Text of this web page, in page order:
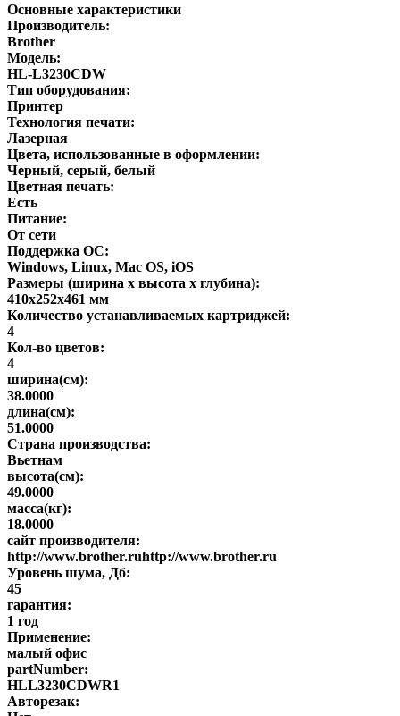
Основные характеристики
Производитель:
Brother
Модель:
HL-L3230CDW
Тип оборудования:
Принтер
Технология печати:
Лазерная
Цвета, использованные в оформлении:
Черный, серый, белый
Цветная печать:
Есть
Питание:
От сети
Поддержка ОС:
Windows, Linux, Mac OS, iOS
Размеры (ширина x высота x глубина):
410x252x461 мм
Количество устанавливаемых картриджей:
4
Кол-во цветов:
4
ширина(см):
38.0000
длина(см):
51.0000
Страна производства:
Вьетнам
высота(см):
49.0000
масса(кг):
18.0000
сайт производителя:
http://www.brother.ruhttp://www.brother.ru
Уровень шума, Дб:
45
гарантия:
1 год
Применение:
малый офис
partNumber:
HLL3230CDWR1
Авторезак: